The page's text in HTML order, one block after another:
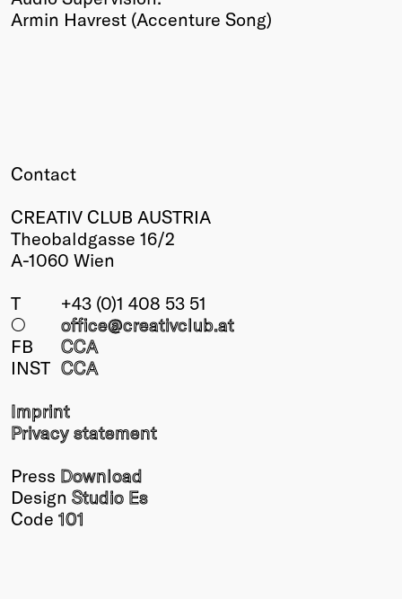
Armin Havrest (Accenture Song)
Contact
CREATIV CLUB AUSTRIA
Theobaldgasse 16/2
A-1060 Wien
T
+43 (0)1 408 53 51
○
office@creativclub.at
FB
CCA
INST CCA
Imprint
Privacy statement
Press Download
Design Studio Es
Code 101